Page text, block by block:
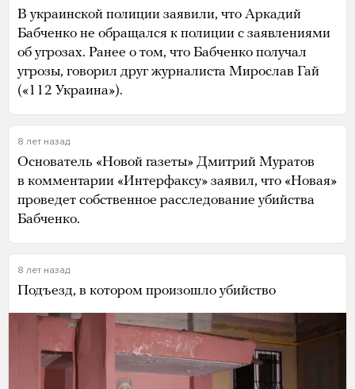
В украинской полиции заявили, что Аркадий
Бабченко не обращался к полиции с заявлениями
об угрозах. Ранее о том, что Бабченко получал
угрозы, говорил друг журналиста Мирослав Гай
(«112 Украина»).
8 лет назад
Основатель «Новой газеты» Дмитрий Муратов
в комментарии «Интерфаксу» заявил, что «Новая»
проведет собственное расследование убийства
Бабченко.
8 лет назад
Подъезд, в котором произошло убийство